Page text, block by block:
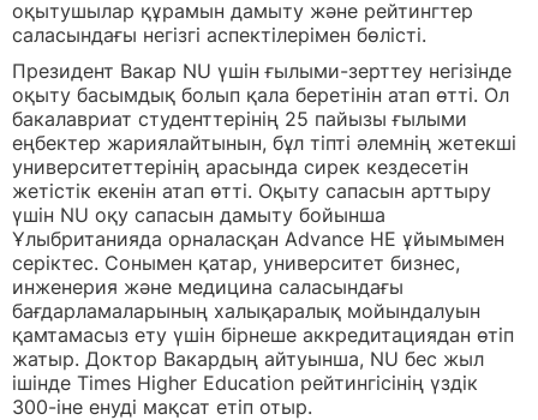
оқытушылар құрамын дамыту және рейтингтер
саласындағы негізгі аспектілерімен бөлісті.
Президент Вакар NU үшін ғылыми-зерттеу негізінде
оқыту басымдық болып қала беретінін атап өтті. Ол
бакалавриат студенттерінің 25 пайызы ғылыми
еңбектер жариялайтынын, бұл тіпті әлемнің жетекші
университеттерінің арасында сирек кездесетін
жетістік екенін атап өтті. Оқыту сапасын арттыру
үшін NU оқу сапасын дамыту бойынша
Ұлыбританияда орналасқан Advance HE ұйымымен
серіктес. Сонымен қатар, университет бизнес,
инженерия және медицина саласындағы
бағдарламаларының халықаралық мойындалуын
қамтамасыз ету үшін бірнеше аккредитациядан өтіп
жатыр. Доктор Вакардың айтуынша, NU бес жыл
ішінде Times Higher Education рейтингісінің үздік
300-іне енуді мақсат етіп отыр.